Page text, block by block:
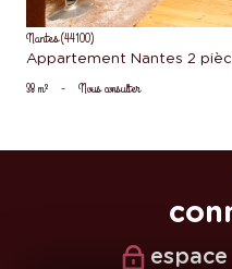
Nantes (44100)
Appartement Nantes 2
38 m²
- Nous consulter